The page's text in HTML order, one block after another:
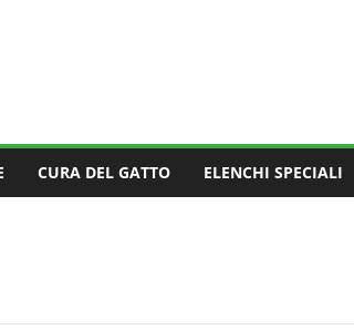
CURA DEL GATTO ELENCHI SPECIALI